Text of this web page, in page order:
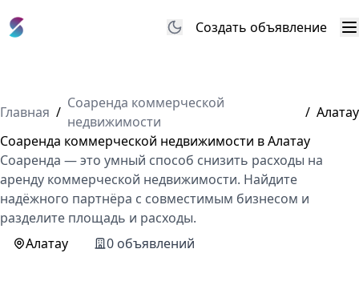
Создать объявление
Главная /
Соаренда коммерческой
недвижимости
/ Алатау
Соаренда коммерческой недвижимости в Алатау
Соаренда — это умный способ снизить расходы на
аренду коммерческой недвижимости. Найдите
надёжного партнёра с совместимым бизнесом и
разделите площадь и расходы.
Алатау
0 объявлений